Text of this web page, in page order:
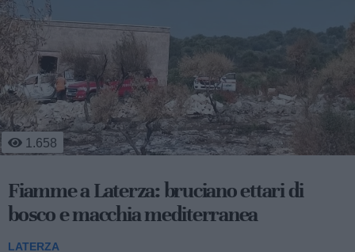
461
Mobilità sostenibile e sviluppo
territoriale: al via la fase operativa di
"Appia Bike Tour"